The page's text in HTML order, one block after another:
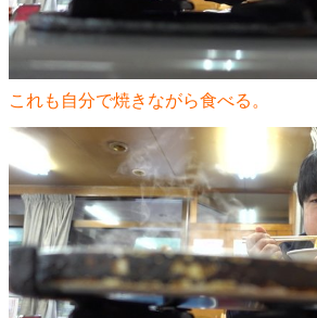
これも自分で焼きながら食べる。